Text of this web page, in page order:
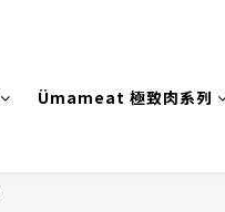
Ümameat 極致肉系列